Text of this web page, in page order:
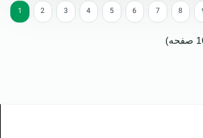
1 2 3 4 5 6 7 8